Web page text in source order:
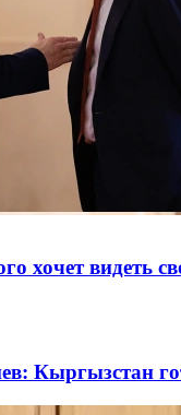
хочет видеть
Кыргызстан